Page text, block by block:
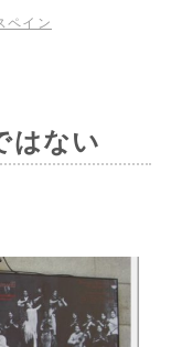
ペイン
はない